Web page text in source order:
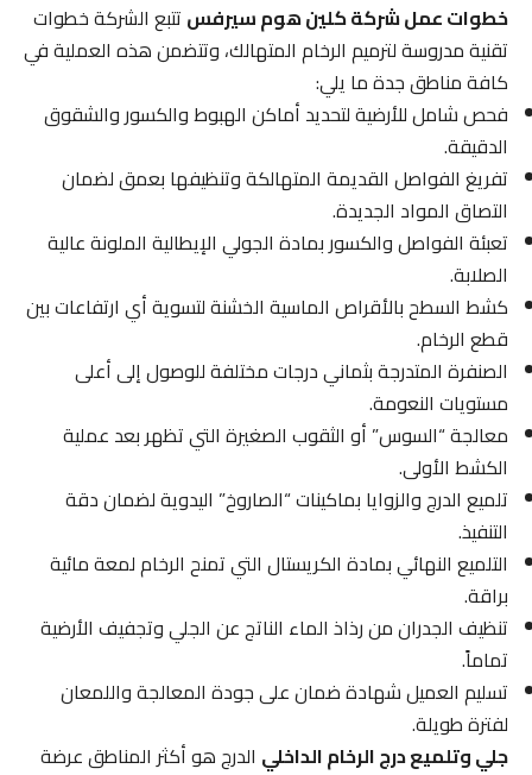
خطوات عمل شركة كلين هوم سيرفستتبع الشركة خطوات
تقنية مدروسة لترميم الرخام المتهالك، وتتضمن هذه العملية في
كافة مناطق جدة ما يلي:
فحص شامل للأرضية لتحديد أماكن الهبوط والكسور والشقوق
الدقيقة.
تفريغ الفواصل القديمة المتهالكة وتنظيفها بعمق لضمان
التصاق المواد الجديدة.
تعبئة الفواصل والكسور بمادة الجولي الإيطالية الملونة عالية
الصلابة.
كشط السطح بالأقراص الماسية الخشنة لتسوية أي ارتفاعات بين
قطع الرخام.
الصنفرة المتدرجة بثماني درجات مختلفة للوصول إلى أعلى
مستويات النعومة.
معالجة “السوس” أو الثقوب الصغيرة التي تظهر بعد عملية
الكشط الأولى.
تلميع الدرج والزوايا بماكينات “الصاروخ” اليدوية لضمان دقة
التنفيذ.
التلميع النهائي بمادة الكريستال التي تمنح الرخام لمعة مائية
براقة.
تنظيف الجدران من رذاذ الماء الناتج عن الجلي وتجفيف الأرضية
تماماً.
تسليم العميل شهادة ضمان على جودة المعالجة واللمعان
لفترة طويلة.
جلي وتلميع درج الرخام الداخليالدرج هو أكثر المناطق عرضة